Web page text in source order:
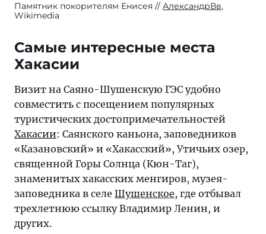
Памятник покорителям Енисея АлександрВв,
Wikimedia
Самые интересные места
Хакасии
Визит на Саяно-Шушенскую ГЭС удобно
совместить с посещением популярных
туристических достопримечательностей
Хакасии: Саянского каньона, заповедников
«Казановский» и «Хакасский», Утичьих озер,
священной Горы Солнца (Кюн-Таг),
знаменитых хакасских менгиров, музея-
заповедника в селе Шушенское, где отбывал
трехлетнюю ссылку Владимир Ленин, и
других.